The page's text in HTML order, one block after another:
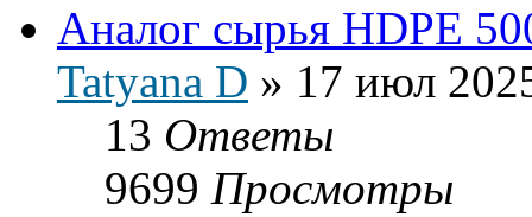
Аналог сырья HDPE
Tatyana D » 17 июл
13 Ответы
9699 Просмотры